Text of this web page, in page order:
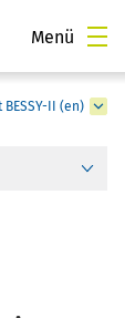
Menü
II (en)